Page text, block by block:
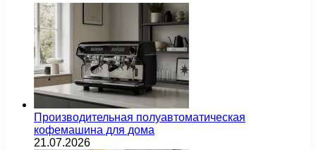
Производительная полуавтоматическая
кофемашина для дома
21.07.2026